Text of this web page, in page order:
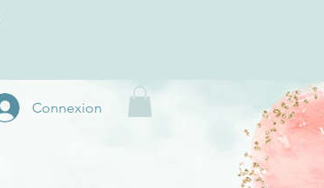
Connexion